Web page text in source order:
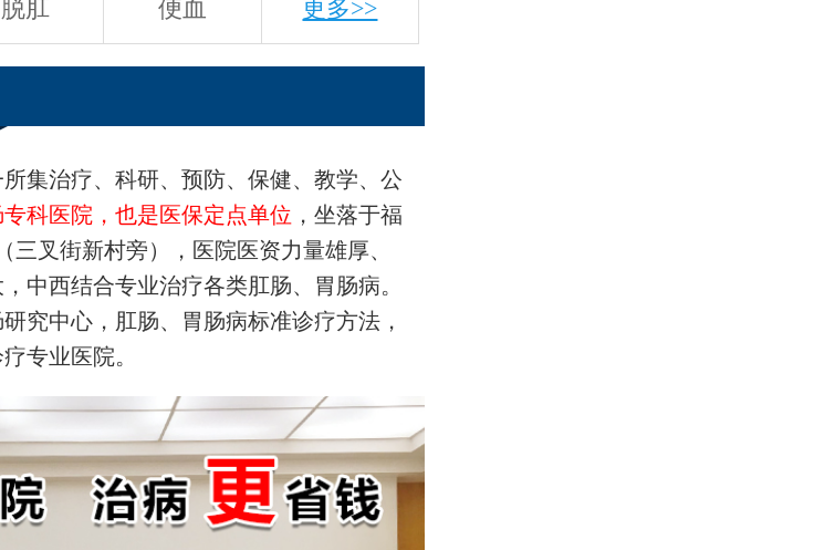
脱肛 便血 更多>>
所集治疗、科研、预防、保健、教学、公
科医院，也是医保定点单位 ，坐落于福
三叉街新村旁），医院医资力量雄厚、
中西结合专业治疗各类肛肠、胃肠病。
究中心，肛肠、胃肠病标准诊疗方法，
专业医院。